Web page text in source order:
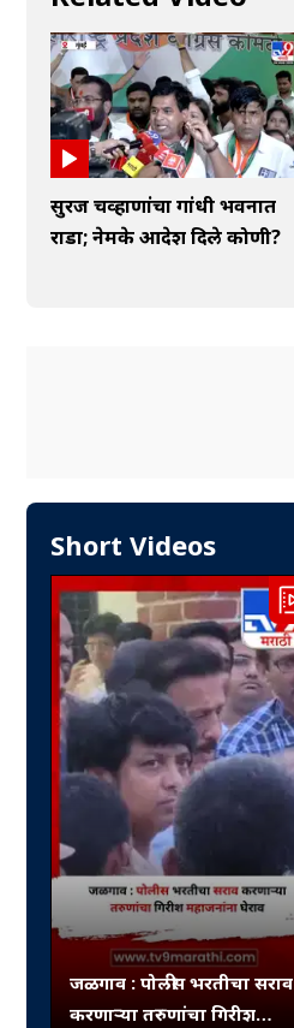
सुरज चव्हाणांचा गांधी भवनात
राडा; नेमके आदेश दिले कोणी?
Short Videos
जळगाव : पोलीस भरतीचा सराव
करणाऱ्या तरुणांचा गिरीश